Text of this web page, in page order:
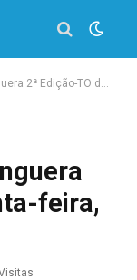
quinta-feira, 9 de janeiro de 2025
feira,